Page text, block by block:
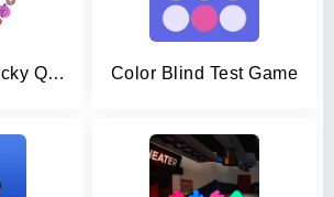
Brain Test 3: Tricky Quests Color Blind Test Game